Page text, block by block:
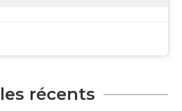
récents